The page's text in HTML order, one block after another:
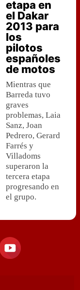
etapa en
el Dakar
2013 para
los
pilotos
españoles
de motos
Mientras que
Barreda tuvo
graves
problemas, Laia
Sanz, Joan
Pedrero, Gerard
Farrés y
Villadoms
superaron la
tercera etapa
progresando en
el grupo.